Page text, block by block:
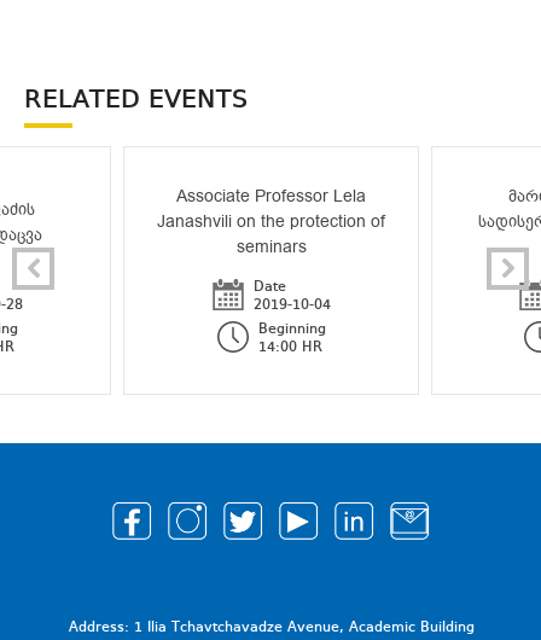
RELATED EVENTS
28
Associate Professor Lela
Janashvili on the protection of
seminars
Date
2019-10-04
Beginning
14:00 HR
Address: 1 Ilia Tchavtchavadze Avenue, Academic Building